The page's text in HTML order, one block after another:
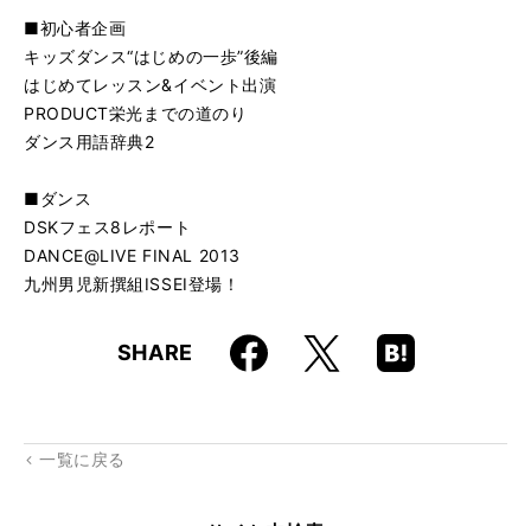
■初心者企画
キッズダンス“はじめの一歩”後編
はじめてレッスン&イベント出演
PRODUCT栄光までの道のり
ダンス用語辞典2
■ダンス
DSKフェス8レポート
DANCE@LIVE FINAL 2013
九州男児新撰組ISSEI登場！
SHARE Faceboo
k
X
Hatena
Boo
一覧に戻る